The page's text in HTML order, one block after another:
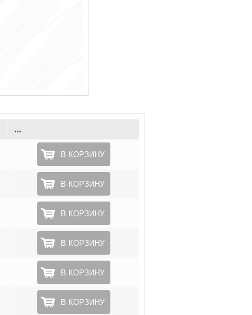
...
В КОРЗИНУ
В КОРЗИНУ
В КОРЗИНУ
В КОРЗИНУ
В КОРЗИНУ
В КОРЗИНУ